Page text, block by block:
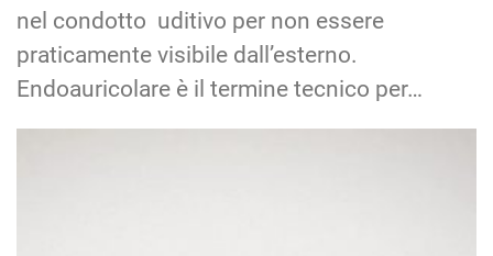
nel condotto uditivo per non essere
praticamente visibile dall’esterno.
Endoauricolare è il termine tecnico per…